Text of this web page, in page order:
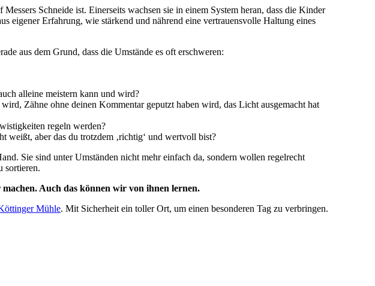
Schneide ist. Einerseits wachsen sie in einem System heran, dass die Kinder
eigener Erfahrung, wie stärkend und nährend eine vertrauensvolle Haltung eines
aus dem Grund, dass die Umstände es oft erschweren:
alleine meistern kann und wird?
Zähne ohne deinen Kommentar geputzt haben wird, das Licht ausgemacht hat
regeln werden?
weißt, aber das du trotzdem ‚richtig‘ und wertvoll bist?
Sie sind unter Umständen nicht mehr einfach da, sondern wollen regelrecht
sortieren.
Auch das können wir von ihnen lernen.
Mühle. Mit Sicherheit ein toller Ort, um einen besonderen Tag zu verbringen.